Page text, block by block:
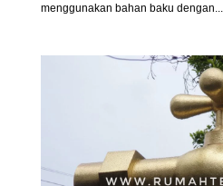
menggunakan bahan baku dengan...